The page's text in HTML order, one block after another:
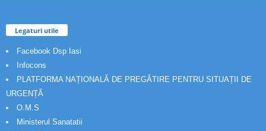
Legaturi utile
Facebook Dsp Iasi
Infocons
PLATFORMA NAȚIONALĂ DE PREGĂTIRE PENTRU SITUAȚII DE
URGENȚĂ
O.M.S
Ministerul Sanatatii